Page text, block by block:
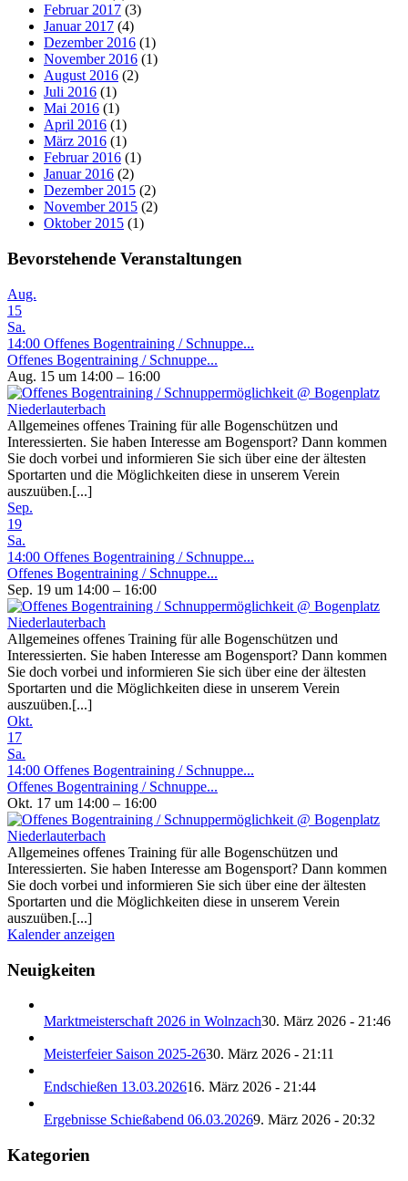
Februar 2017 (3)
Januar 2017 (4)
Dezember 2016 (1)
November 2016 (1)
August 2016 (2)
Juli 2016 (1)
Mai 2016 (1)
April 2016 (1)
März 2016 (1)
Februar 2016 (1)
Januar 2016 (2)
Dezember 2015 (2)
November 2015 (2)
Oktober 2015 (1)
Bevorstehende Veranstaltungen
Aug.
15
Sa.
14:00 Offenes Bogentraining / Schnuppe...
Offenes Bogentraining / Schnuppe...
Aug. 15 um 14:00 – 16:00
Allgemeines offenes Training für alle Bogenschützen und
Interessierten. Sie haben Interesse am Bogensport? Dann kommen
Sie doch vorbei und informieren Sie sich über eine der ältesten
Sportarten und die Möglichkeiten diese in unserem Verein
auszuüben.[...]
Sep.
19
Sa.
14:00 Offenes Bogentraining / Schnuppe...
Offenes Bogentraining / Schnuppe...
Sep. 19 um 14:00 – 16:00
Allgemeines offenes Training für alle Bogenschützen und
Interessierten. Sie haben Interesse am Bogensport? Dann kommen
Sie doch vorbei und informieren Sie sich über eine der ältesten
Sportarten und die Möglichkeiten diese in unserem Verein
auszuüben.[...]
Okt.
17
Sa.
14:00 Offenes Bogentraining / Schnuppe...
Offenes Bogentraining / Schnuppe...
Okt. 17 um 14:00 – 16:00
Allgemeines offenes Training für alle Bogenschützen und
Interessierten. Sie haben Interesse am Bogensport? Dann kommen
Sie doch vorbei und informieren Sie sich über eine der ältesten
Sportarten und die Möglichkeiten diese in unserem Verein
auszuüben.[...]
Kalender anzeigen
Neuigkeiten
Marktmeisterschaft 2026 in Wolnzach30. März 2026 - 21:46
Meisterfeier Saison 2025-2630. März 2026 - 21:11
Endschießen 13.03.202616. März 2026 - 21:44
Ergebnisse Schießabend 06.03.20269. März 2026 - 20:32
Kategorien